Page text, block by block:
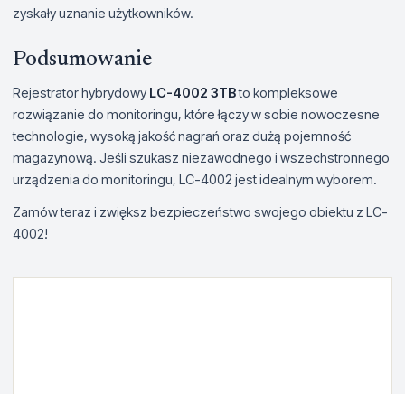
zyskały uznanie użytkowników.
Podsumowanie
Rejestrator hybrydowy LC-4002 3TBto kompleksowe
rozwiązanie do monitoringu, które łączy w sobie nowoczesne
technologie, wysoką jakość nagrań oraz dużą pojemność
magazynową. Jeśli szukasz niezawodnego i wszechstronnego
urządzenia do monitoringu, LC-4002 jest idealnym wyborem.
Zamów teraz i zwiększ bezpieczeństwo swojego obiektu z LC-
4002!